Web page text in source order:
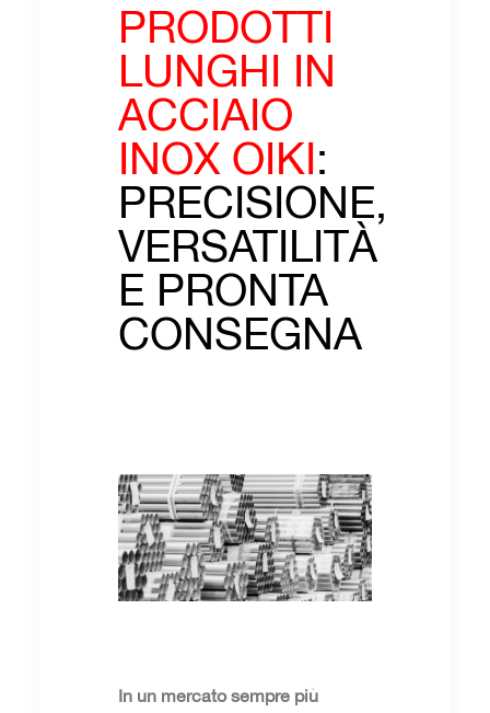
PRODOTTI
LUNGHI IN
ACCIAIO
INOX OIKI:
PRECISIONE,
VERSATILITÀ
E PRONTA
CONSEGNA
In un mercato sempre più